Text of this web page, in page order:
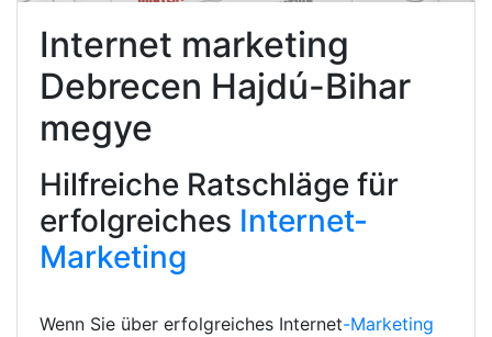
Internet marketing
Debrecen Hajdú-Bihar
megye
Hilfreiche Ratschläge für
erfolgreiches Internet-
Marketing
Wenn Sie über erfolgreiches Internet-Marketing